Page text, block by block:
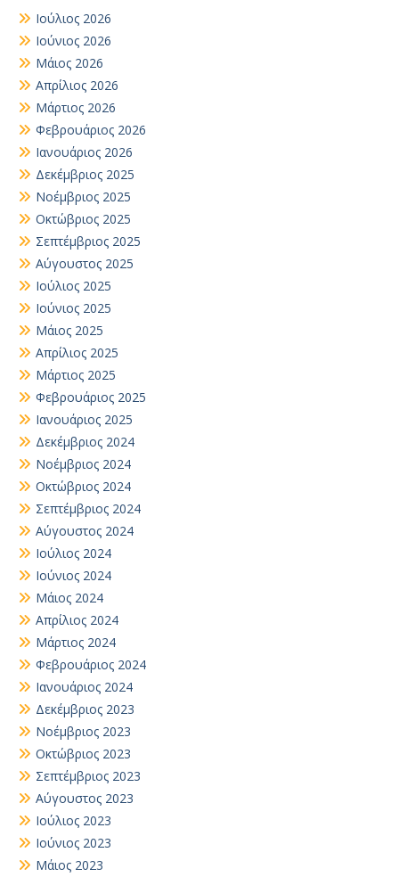
Ιούλιος 2026
Ιούνιος 2026
Μάιος 2026
Απρίλιος 2026
Μάρτιος 2026
Φεβρουάριος 2026
Ιανουάριος 2026
Δεκέμβριος 2025
Νοέμβριος 2025
Οκτώβριος 2025
Σεπτέμβριος 2025
Αύγουστος 2025
Ιούλιος 2025
Ιούνιος 2025
Μάιος 2025
Απρίλιος 2025
Μάρτιος 2025
Φεβρουάριος 2025
Ιανουάριος 2025
Δεκέμβριος 2024
Νοέμβριος 2024
Οκτώβριος 2024
Σεπτέμβριος 2024
Αύγουστος 2024
Ιούλιος 2024
Ιούνιος 2024
Μάιος 2024
Απρίλιος 2024
Μάρτιος 2024
Φεβρουάριος 2024
Ιανουάριος 2024
Δεκέμβριος 2023
Νοέμβριος 2023
Οκτώβριος 2023
Σεπτέμβριος 2023
Αύγουστος 2023
Ιούλιος 2023
Ιούνιος 2023
Μάιος 2023